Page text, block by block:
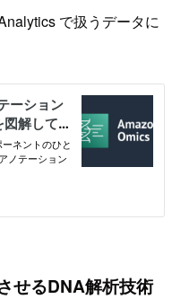
で扱うデータに
せるDNA解析技術